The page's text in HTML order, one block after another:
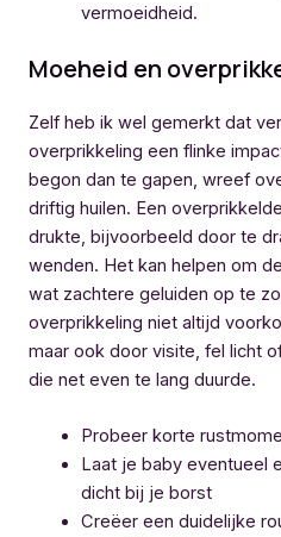
vermoeidheid.
Moeheid en
Zelf heb ik wel gemerkt dat
overprikkeling een flinke
begon dan te gapen, wreef
driftig huilen. Een
drukte, bijvoorbeeld door te
wenden. Het kan helpen om
wat zachtere geluiden op te
overprikkeling niet altijd
maar ook door visite, fel licht
die net even te lang duurde.
Probeer korte
Laat je baby eventueel
dicht bij je borst
Creëer een duidelijke